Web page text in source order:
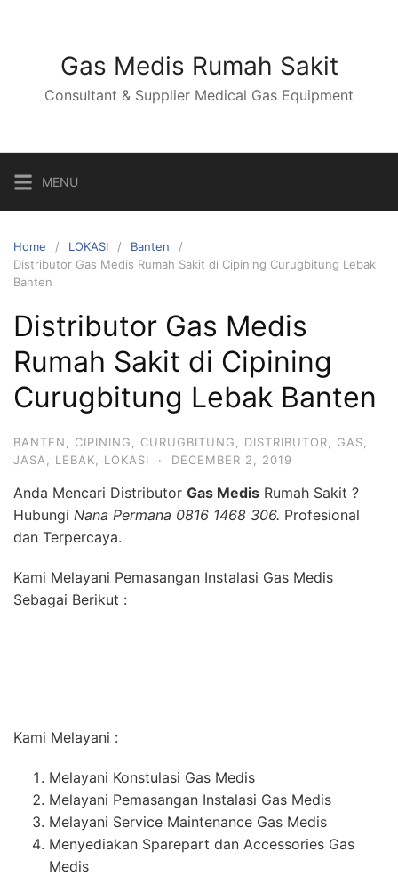
Gas Medis Rumah Sakit
Consultant & Supplier Medical Gas Equipment
MENU
Home LOKASI
Banten
Distributor Gas Medis Rumah Sakit di Cipining Curugbitung Lebak
Banten
Distributor Gas Medis
Rumah Sakit di Cipining
Curugbitung Lebak Banten
BANTEN CIPINING CURUGBITUNG DISTRIBUTOR GAS
JASA
LEBAK LOKASI · DECEMBER 2, 2019
Anda Mencari Distributor Gas Medis Rumah Sakit ?
Hubungi Nana Permana 0816 1468 306. Profesional
dan Terpercaya.
Kami Melayani Pemasangan Instalasi Gas Medis
Sebagai Berikut :
Kami Melayani :
Melayani Konstulasi Gas Medis
Melayani Pemasangan Instalasi Gas Medis
Melayani Service Maintenance Gas Medis
Menyediakan Sparepart dan Accessories Gas
Medis